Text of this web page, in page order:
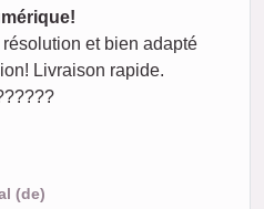
et bien adapté
Livraison rapide.
(de)